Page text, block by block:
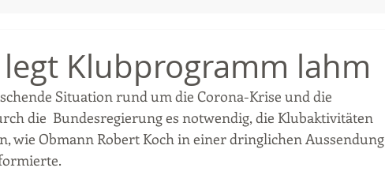
Klubprogramm lahm
Situation rund um die Corona-Krise und die
die  Bundesregierung es notwendig, die Klubaktivitäten
wie Obmann Robert Koch in einer dringlichen Aussendung